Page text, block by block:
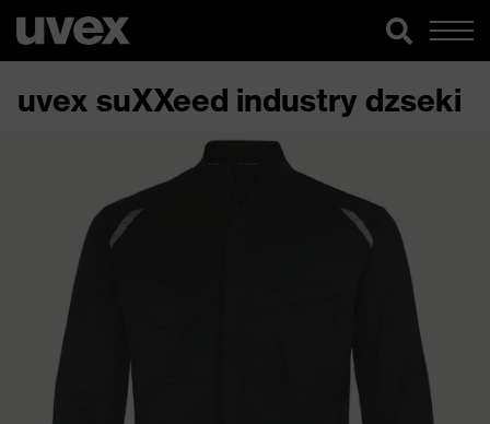
uvex suXXeed industry dzseki